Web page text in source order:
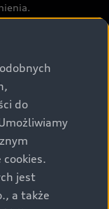
oraz art.
podatek
zmian w
detale
zdjęcia
do
jest
a także